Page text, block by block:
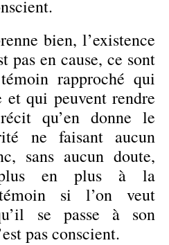
bien, l’existence
pas en cause, ce sont
rapproché qui
qui peuvent rendre
qu’en donne le
ne faisant aucun
sans aucun doute,
plus en plus à la
si l’on veut
se passe à son
pas conscient.